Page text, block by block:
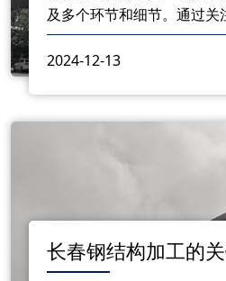
及多个环节和细节。通过关
艺、设备维护、人员培训、
等方面，可以有效提升钢结
2024-12-13
长春钢结构加工的